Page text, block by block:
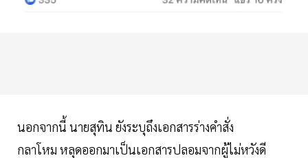
นอกจากนี้ นายสุทิน ยังระบุถึงเอกสารร่างคำสั่ง
กลาโหม หลุดออกมาเป็นเอกสารปลอมจากผู้ไม่หวังดี